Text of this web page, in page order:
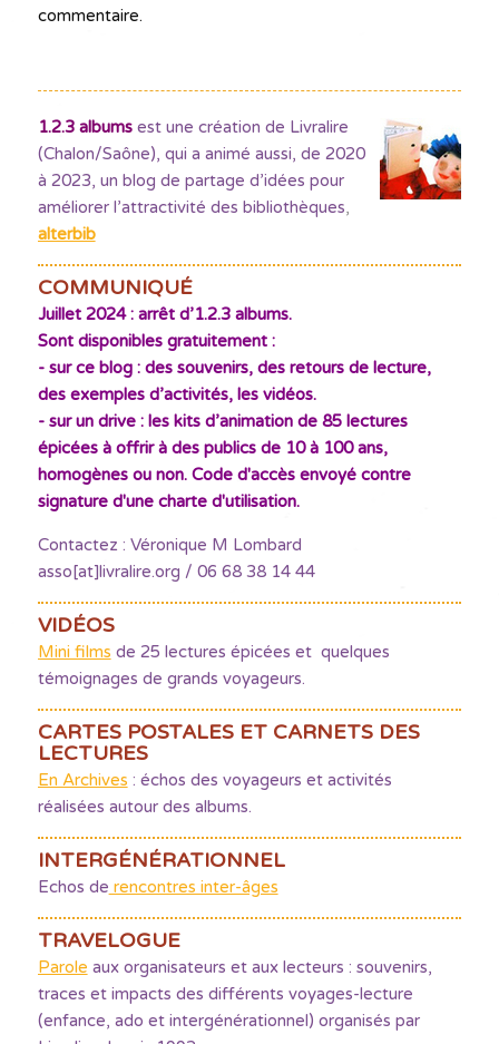
commentaire.
1.2.3 albumsest une création de Livralire
(Chalon/Saône), qui a animé aussi, de 2020
à 2023, un blog de partage d’idées pour
améliorer l’attractivité des bibliothèques,
alterbib
COMMUNIQUÉ
Juillet 2024 : arrêt d’1.2.3 albums.
Sont disponibles gratuitement :
- sur ce blog : des souvenirs, des retours de lecture,
des exemples d’activités, les vidéos.
- sur un drive : les kits d’animation de 85 lectures
épicées à offrir à des publics de 10 à 100 ans,
homogènes ou non. Code d'accès envoyé contre
signature d'une charte d'utilisation.
Contactez : Véronique M Lombard
asso[at]livralire.org / 06 68 38 14 44
VIDÉOS
Mini films de 25 lectures épicées et quelques
témoignages de grands voyageurs.
CARTES POSTALES ET CARNETS DES
LECTURES
En Archives : échos des voyageurs et activités
réalisées autour des albums.
INTERGÉNÉRATIONNEL
Echos de rencontres inter-âges
TRAVELOGUE
Parole aux organisateurs et aux lecteurs : souvenirs,
traces et impacts des différents voyages-lecture
(enfance, ado et intergénérationnel) organisés par